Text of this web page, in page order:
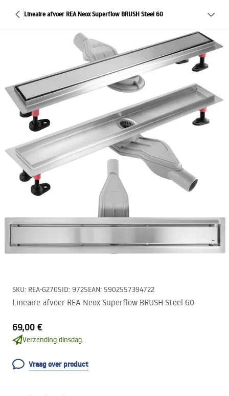
Lineaire afvoer REA Neox Superflow BRUSH Steel 60
SKU: REA-G2705ID: 9725EAN: 5902557394722
Lineaire afvoer REA Neox Superflow BRUSH Steel 60
69,00 €
Verzending dinsdag.
Vraag over product